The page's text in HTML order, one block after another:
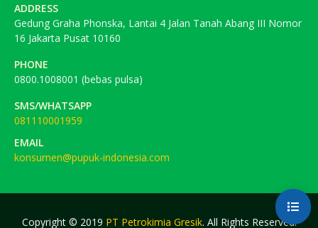
ADDRESS
Gedung Graha Phonska, Lantai 4 Jalan Tanah Abang III Nomor
16 Jakarta Pusat 10160
PHONE
0800.1008001 (bebas pulsa)
SMS/WHATSAPP
081110001959
EMAIL
konsumen@pupuk-indonesia.com
Copyright © 2019 PT Petrokimia Gresik. All Rights Reserved.